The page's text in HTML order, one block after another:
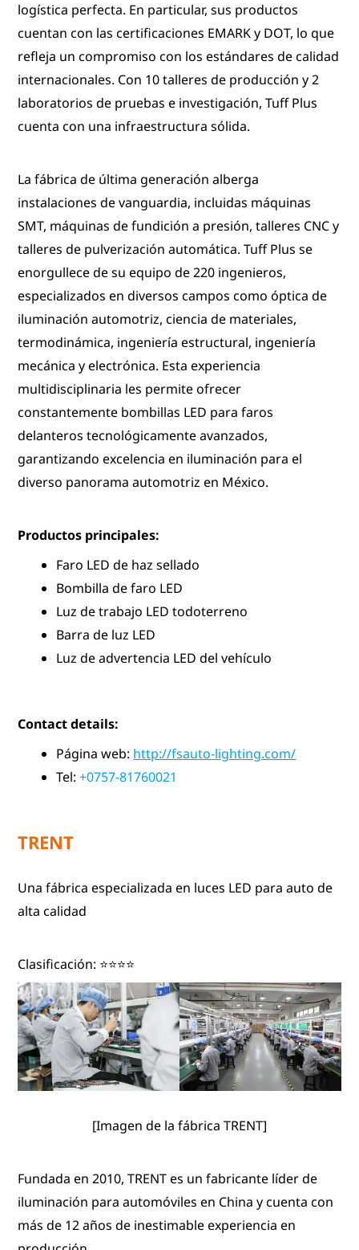
logística perfecta. En particular, sus productos
cuentan con las certificaciones EMARK y DOT, lo que
refleja un compromiso con los estándares de calidad
internacionales. Con 10 talleres de producción y 2
laboratorios de pruebas e investigación, Tuff Plus
cuenta con una infraestructura sólida.
La fábrica de última generación alberga
instalaciones de vanguardia, incluidas máquinas
SMT, máquinas de fundición a presión, talleres CNC y
talleres de pulverización automática. Tuff Plus se
enorgullece de su equipo de 220 ingenieros,
especializados en diversos campos como óptica de
iluminación automotriz, ciencia de materiales,
termodinámica, ingeniería estructural, ingeniería
mecánica y electrónica. Esta experiencia
multidisciplinaria les permite ofrecer
constantemente bombillas LED para faros
delanteros tecnológicamente avanzados,
garantizando excelencia en iluminación para el
diverso panorama automotriz en México.
Productos principales:
Faro LED de haz sellado
Bombilla de faro LED
Luz de trabajo LED todoterreno
Barra de luz LED
Luz de advertencia LED del vehículo
Contact details:
Página web: http://fsauto-lighting.com/
Tel:+0757-81760021
TRENT
Una fábrica especializada en luces LED para auto de
alta calidad
Clasificación: ⭐⭐⭐⭐
[Imagen de la fábrica TRENT]
Fundada en 2010, TRENT es un fabricante líder de
iluminación para automóviles en China y cuenta con
más de 12 años de inestimable experiencia en